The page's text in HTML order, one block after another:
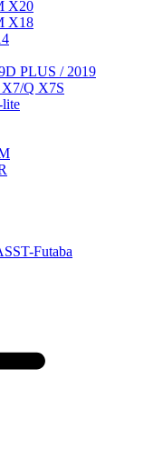
X20
X18
PLUS / 2019
X7/Q X7S
lite
Futaba